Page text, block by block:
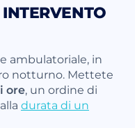
ambulatoriale, in
notturno. Mettete
ore, un ordine di
durata di un